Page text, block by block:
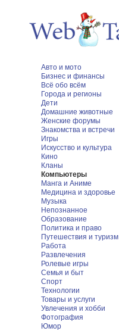
Авто и мото
Бизнес и финансы
Всё обо всём
Города и регионы
Дети
Домашние животные
Женские форумы
Знакомства и встречи
Игры
Искусство и культура
Кино
Кланы
Компьютеры
Манга и Аниме
Медицина и здоровье
Музыка
Непознанное
Образование
Политика и право
Путешествия и туризм
Работа
Развлечения
Ролевые игры
Семья и быт
Спорт
Технологии
Товары и услуги
Увлечения и хобби
Фотография
Юмор